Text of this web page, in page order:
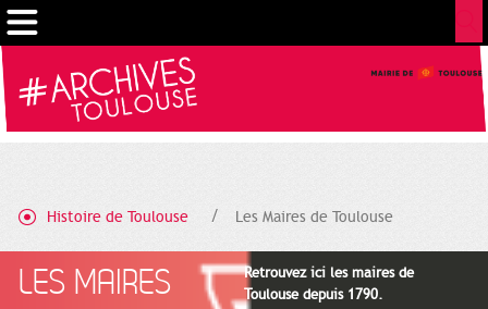
Histoire de Toulouse Les Maires de Toulouse
LES MAIRES
Retrouvez ici les maires de
Toulouse depuis 1790.
Cookies management panel